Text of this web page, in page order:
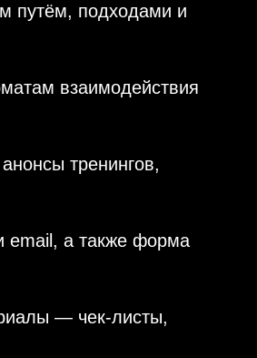
путём, подходами и
взаимодействия
тренингов,
email, а также форма
— чек-листы,